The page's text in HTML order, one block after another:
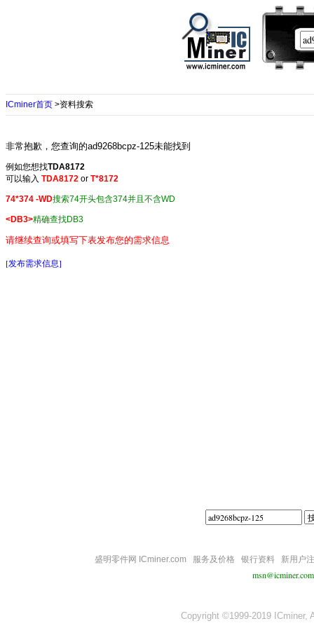
ICminer首页 >资料搜索
非常抱歉，您查询的ad9268bcpz-125未能找到
例如您想找TDA8172
可以输入 TDA8172 or T*8172
74*374 -WD搜索74开头包含374并且不含WD
<DB3>精确查找DB3
请继续查询或填写下表发布您的需求信息
[发布需求信息]
盛明零件网 ICminer.com 服务及价格 银行资料 新用户
msn@icminer.com
Copyright ©1999-2019 ICminer,